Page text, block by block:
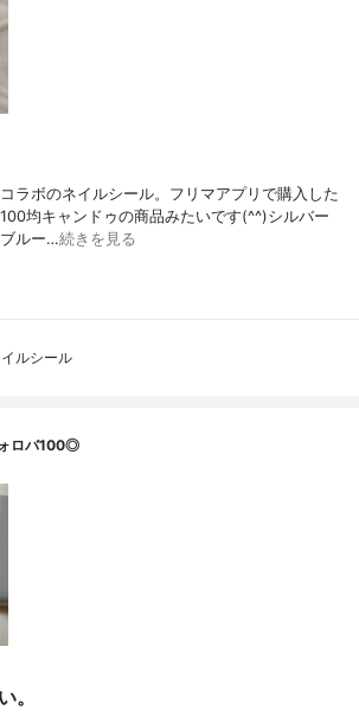
ラボのネイルシール。フリマアプリで購入した
均キャンドゥの商品みたいです(^^)シルバー
ルー…続きを見る
ルシール
ロバ100◎
。